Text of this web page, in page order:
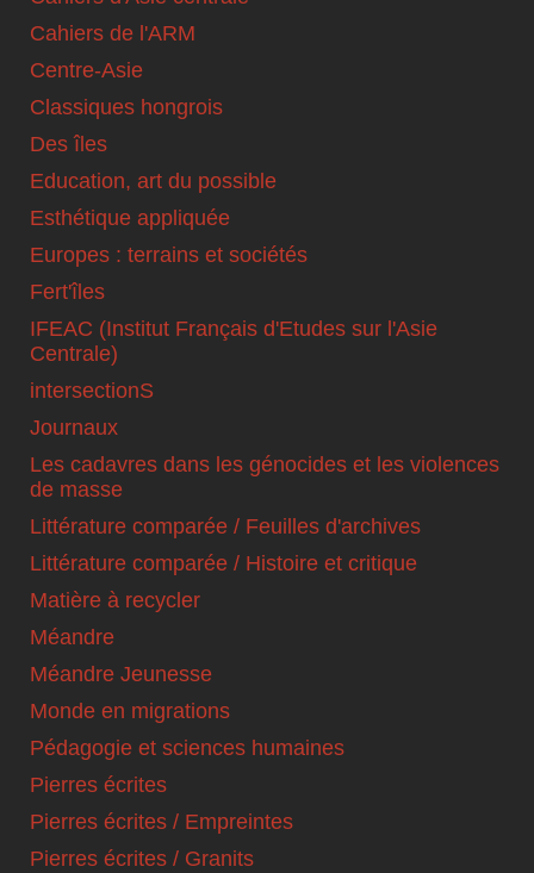
Cahiers de l'ARM
Centre-Asie
Classiques hongrois
Des îles
Education, art du possible
Esthétique appliquée
Europes : terrains et sociétés
Fert'îles
IFEAC (Institut Français d'Etudes sur l'Asie
Centrale)
intersectionS
Journaux
Les cadavres dans les génocides et les violences
de masse
Littérature comparée / Feuilles d'archives
Littérature comparée / Histoire et critique
Matière à recycler
Méandre
Méandre Jeunesse
Monde en migrations
Pédagogie et sciences humaines
Pierres écrites
Pierres écrites / Empreintes
Pierres écrites / Granits